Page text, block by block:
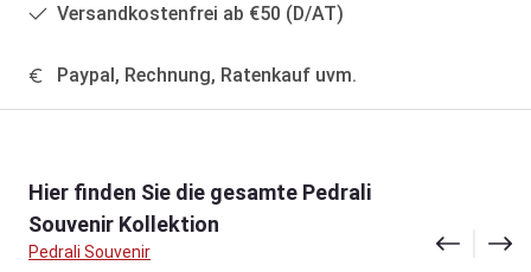
Versandkostenfrei ab €50 (D/AT)
Paypal, Rechnung, Ratenkauf uvm.
Hier finden Sie die gesamte Pedrali
Souvenir Kollektion
Pedrali Souvenir